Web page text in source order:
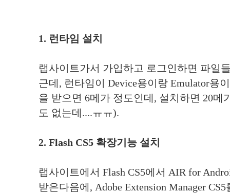
1. 런타임 설치
랩사이트가서 가입하고 로그인하면 파일
근데, 런타임이 Device용이랑 Emulator용
을 받으면 6메가 정도인데, 설치하면 20메
도 없는데....ㅠㅠ).
2. Flash CS5 확장기능 설치
랩사이트에서 Flash CS5에서 AIR for
받은다음에, Adobe Extension Manager